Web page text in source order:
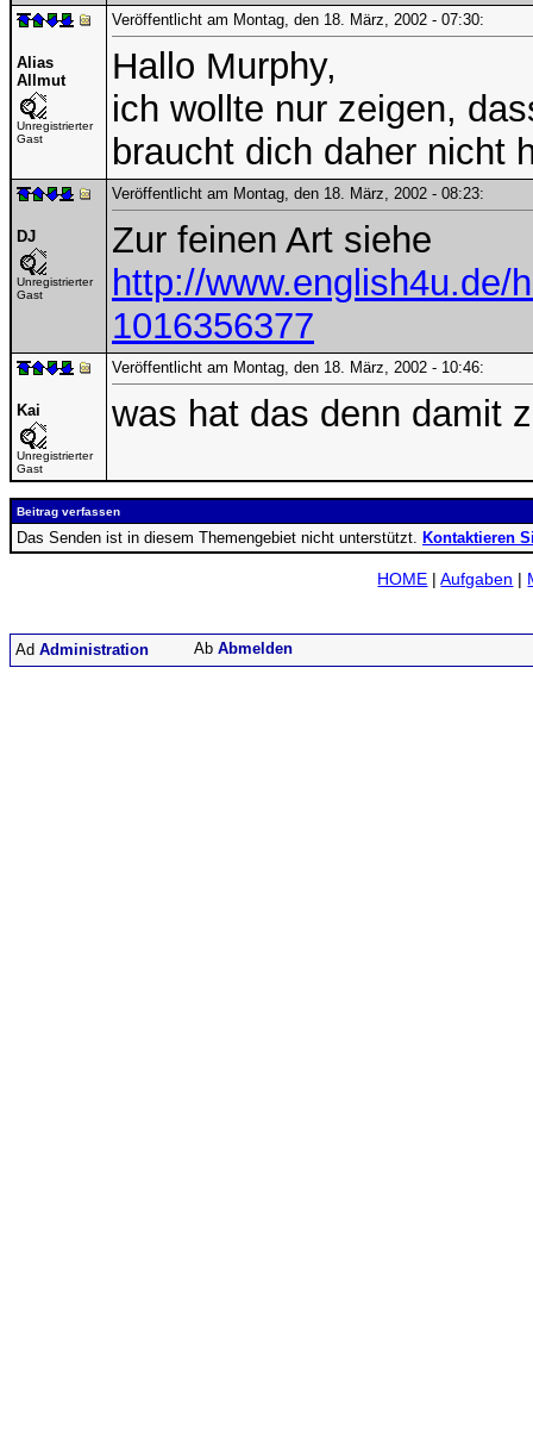
Alias
Allmut
Unregistrierter
Gast
Veröffentlicht am Montag, den 18. März, 2002 - 07:30:
Hallo Murphy,
ich wollte nur zeigen,
braucht dich daher nicht
DJ
Unregistrierter
Gast
Veröffentlicht am Montag, den 18. März, 2002 - 08:23:
Zur feinen Art siehe
http://www.english4u.de/
1016356377
Kai
Unregistrierter
Gast
Veröffentlicht am Montag, den 18. März, 2002 - 10:46:
was hat das denn damit
Beitrag verfassen
Das Senden ist in diesem Themengebiet nicht unterstützt. Kontaktieren
HOME |Aufgaben |
Administration Abmelden